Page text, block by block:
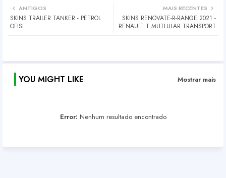
MAIS RECENTES
SKINS RENOVATE-R-RANGE 2021 -
RENAULT T MUTLULAR TRANSPORT
ANTIGOS
SKINS TRAILER TANKER - PETROL
OFISI
YOU MIGHT LIKE Mostrar mais
Error: Nenhum resultado encontrado